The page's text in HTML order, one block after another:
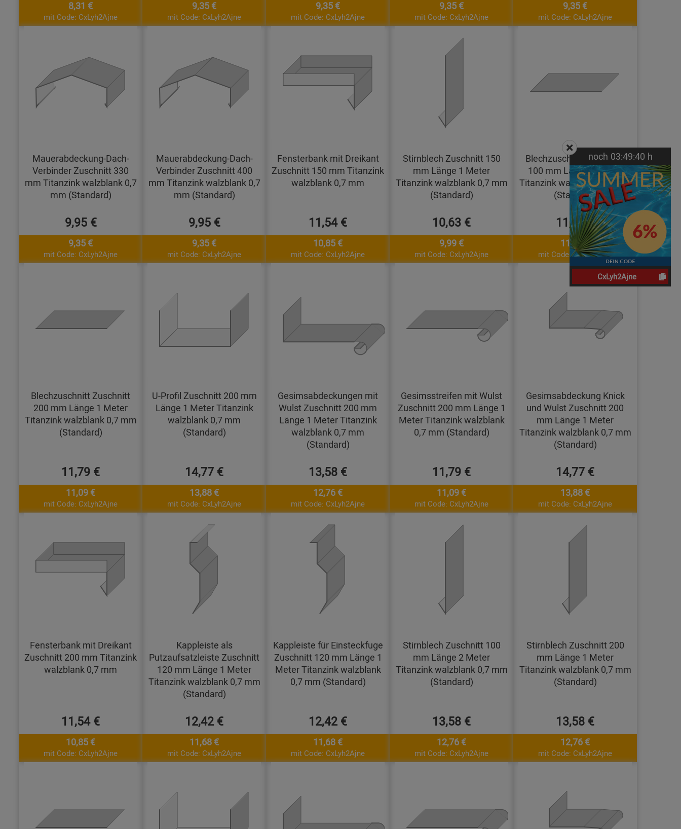
8,31 €
mit Code: CxLyh2Ajne
9,35 €
mit Code: CxLyh2Ajne
9,35 €
mit Code: CxLyh2Ajne
9,35 €
mit Code: CxLyh2Ajne
9,35 €
mit Code: CxLyh2Ajne
Mauerabdeckung-Dach-
Verbinder Zuschnitt 330
mm Titanzink walzblank 0,7
mm (Standard)
9,95 €
9,35 €
mit Code: CxLyh2Ajne
Mauerabdeckung-Dach-
Verbinder Zuschnitt 400
mm Titanzink walzblank 0,7
mm (Standard)
9,95 €
9,35 €
mit Code: CxLyh2Ajne
Fensterbank mit Dreikant
Zuschnitt 150 mm Titanzink
walzblank 0,7 mm
11,54 €
10,85 €
mit Code: CxLyh2Ajne
Stirnblech Zuschnitt 150
mm Länge 1 Meter
Titanzink walzblank 0,7 mm
(Standard)
10,63 €
9,99 €
mit Code: CxLyh2Ajne
Blechzuschnitt Zuschnitt
100 mm Länge 2 Meter
Titanzink walzblank 0,7 mm
(Standard)
11,79 €
11,09 €
mit Code: CxLyh2Ajne
Blechzuschnitt Zuschnitt
200 mm Länge 1 Meter
Titanzink walzblank 0,7 mm
(Standard)
11,79 €
11,09 €
mit Code: CxLyh2Ajne
U-Profil Zuschnitt 200 mm
Länge 1 Meter Titanzink
walzblank 0,7 mm
(Standard)
14,77 €
13,88 €
mit Code: CxLyh2Ajne
Gesimsabdeckungen mit
Wulst Zuschnitt 200 mm
Länge 1 Meter Titanzink
walzblank 0,7 mm
(Standard)
13,58 €
12,76 €
mit Code: CxLyh2Ajne
Gesimsstreifen mit Wulst
Zuschnitt 200 mm Länge 1
Meter Titanzink walzblank
0,7 mm (Standard)
11,79 €
11,09 €
mit Code: CxLyh2Ajne
Gesimsabdeckung Knick
und Wulst Zuschnitt 200
mm Länge 1 Meter
Titanzink walzblank 0,7 mm
(Standard)
14,77 €
13,88 €
mit Code: CxLyh2Ajne
Fensterbank mit Dreikant
Zuschnitt 200 mm Titanzink
walzblank 0,7 mm
11,54 €
10,85 €
mit Code: CxLyh2Ajne
Kappleiste als
Putzaufsatzleiste Zuschnitt
120 mm Länge 1 Meter
Titanzink walzblank 0,7 mm
(Standard)
12,42 €
11,68 €
mit Code: CxLyh2Ajne
Kappleiste für Einsteckfuge
Zuschnitt 120 mm Länge 1
Meter Titanzink walzblank
0,7 mm (Standard)
12,42 €
11,68 €
mit Code: CxLyh2Ajne
Stirnblech Zuschnitt 100
mm Länge 2 Meter
Titanzink walzblank 0,7 mm
(Standard)
13,58 €
12,76 €
mit Code: CxLyh2Ajne
Stirnblech Zuschnitt 200
mm Länge 1 Meter
Titanzink walzblank 0,7 mm
(Standard)
13,58 €
12,76 €
mit Code: CxLyh2Ajne
noch 03:49:39 h
CxLyh2Ajne